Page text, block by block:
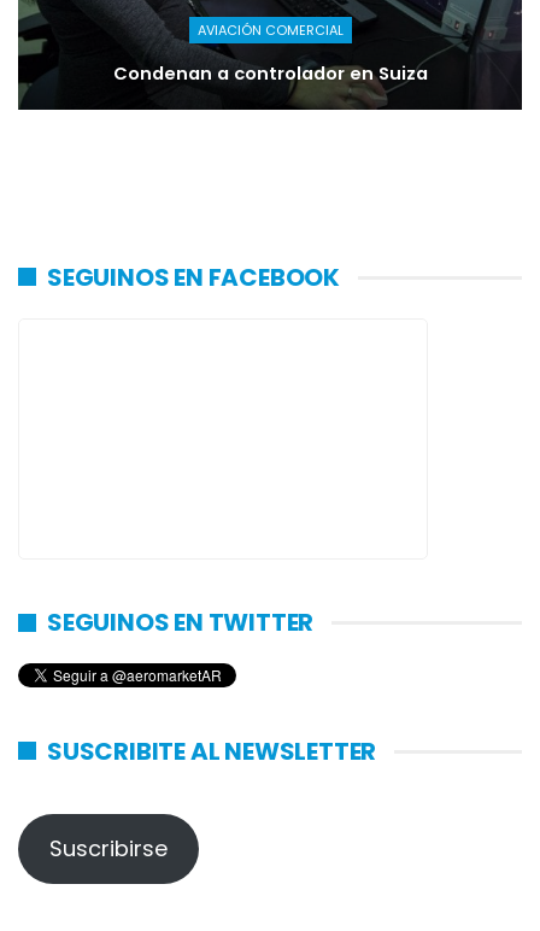
AVIACIÓN COMERCIAL
Condenan a controlador en Suiza
SEGUINOS EN FACEBOOK
SEGUINOS EN TWITTER
SUSCRIBITE AL NEWSLETTER
Suscribirse